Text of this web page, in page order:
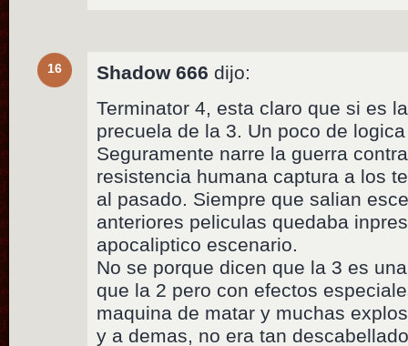
16 Shadow 666 dijo:
Terminator 4, esta claro que si es
precuela de la 3. Un poco de
Seguramente narre la guerra
resistencia humana captura a los
al pasado. Siempre que salian
anteriores peliculas quedaba
apocaliptico escenario.
No se porque dicen que la 3 es
que la 2 pero con efectos
maquina de matar y muchas
y a demas, no era tan